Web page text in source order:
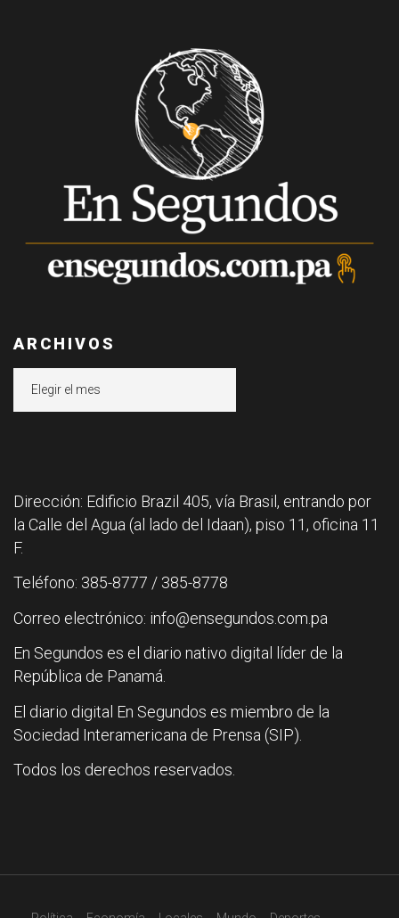
ARCHIVOS
Dirección: Edificio Brazil 405, vía Brasil, entrando por
la Calle del Agua (al lado del Idaan), piso 11, oficina 11
F.
Teléfono: 385-8777 / 385-8778
Correo electrónico: info@ensegundos.com.pa
En Segundos es el diario nativo digital líder de la
República de Panamá.
El diario digital En Segundos es miembro de la
Sociedad Interamericana de Prensa (SIP).
Todos los derechos reservados.